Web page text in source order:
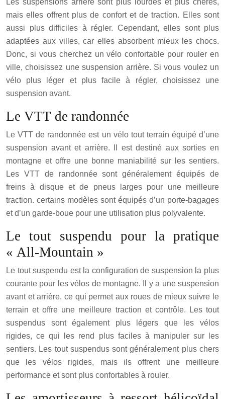
mais elles offrent plus de confort et de traction. Elles sont
aussi plus difficiles à régler. Cependant, elles sont plus
adaptées aux villes, car elles absorbent mieux les chocs.
Donc, si vous cherchez un vélo confortable pour rouler en
ville, choisissez une suspension arrière. Si vous voulez un
vélo plus léger et plus facile à régler, choisissez une
suspension avant.
Le VTT de randonnée
Le VTT de randonnée est un vélo tout terrain équipé d’une
suspension avant et arrière. Il est destiné aux sorties en
montagne et offre une bonne maniabilité sur les sentiers.
Les VTT de randonnée sont généralement équipés de
freins à disque et de pneus larges pour une meilleure
traction. certains modèles sont équipés d’un porte-bagages
et d’un garde-boue pour une utilisation plus polyvalente.
Le tout suspendu pour la pratique
« All-Mountain »
Le tout suspendu est la configuration de suspension la plus
courante pour les vélos de montagne. Il y a une suspension
avant et arrière, ce qui permet aux roues de mieux suivre le
terrain et offre une meilleure traction et contrôle. Les tout
suspendus sont également plus légers que les vélos
rigides, ce qui les rend plus faciles à manipuler sur les
sentiers. Les tout suspendus sont généralement plus chers
que les vélos rigides, mais ils offrent une meilleure
performance et sont plus confortables à rouler.